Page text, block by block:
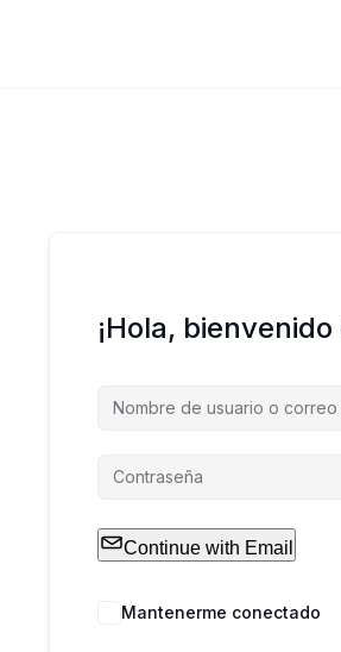
¡Hola,
Continue with Email
Mantenerme conectado